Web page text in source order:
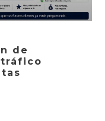
de
tráfico